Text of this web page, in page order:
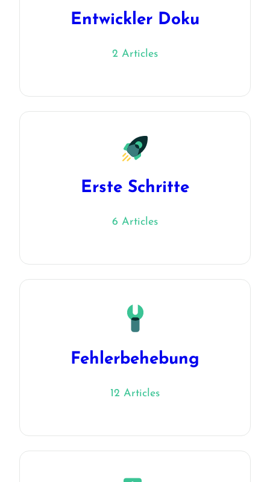
Entwickler Doku
2 Articles
Erste Schritte
6 Articles
Fehlerbehebung
12 Articles